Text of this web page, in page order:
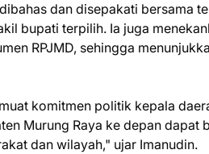
dan disepakati bersama
bupati terpilih. Ia juga
RPJMD, sehingga
komitmen politik kepala
Murung Raya ke depan dapat
dan wilayah," ujar Imanudin.